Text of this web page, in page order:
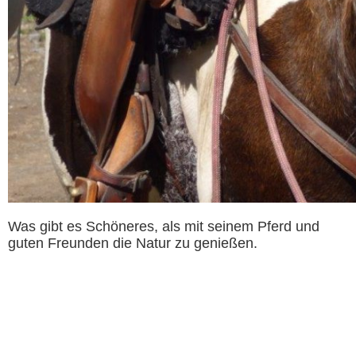
Was gibt es Schöneres, als mit seinem Pferd und
guten Freunden die Natur zu genießen.